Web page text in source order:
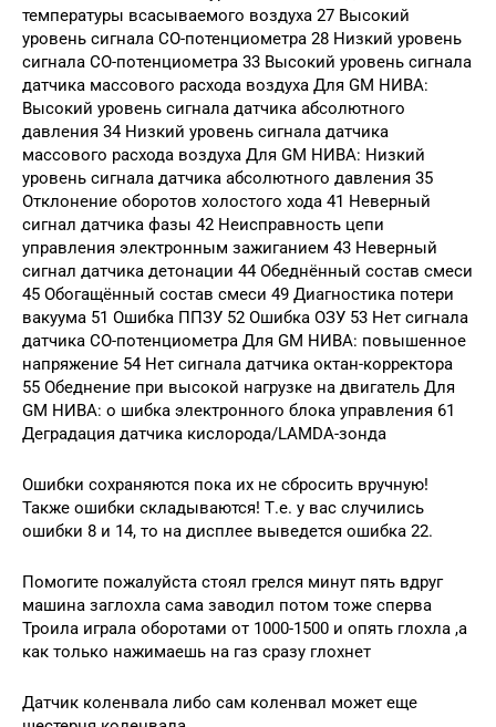
температуры всасываемого воздуха 27 Высокий
уровень сигнала СО-потенциометра 28 Низкий уровень
сигнала СО-потенциометра 33 Высокий уровень сигнала
датчика массового расхода воздуха Для GM НИВА:
Высокий уровень сигнала датчика абсолютного
давления 34 Низкий уровень сигнала датчика
массового расхода воздуха Для GM НИВА: Низкий
уровень сигнала датчика абсолютного давления 35
Отклонение оборотов холостого хода 41 Неверный
сигнал датчика фазы 42 Неисправность цепи
управления электронным зажиганием 43 Неверный
сигнал датчика детонации 44 Обеднённый состав смеси
45 Обогащённый состав смеси 49 Диагностика потери
вакуума 51 Ошибка ППЗУ 52 Ошибка ОЗУ 53 Нет сигнала
датчика СО-потенциометра Для GM НИВА: повышенное
напряжение 54 Нет сигнала датчика октан-корректора
55 Обеднение при высокой нагрузке на двигатель Для
GM НИВА: о шибка электронного блока управления 61
Деградация датчика кислорода/LAMDA-зонда
Ошибки сохраняются пока их не сбросить вручную!
Также ошибки складываются! Т.е. у вас случились
ошибки 8 и 14, то на дисплее выведется ошибка 22.
Помогите пожалуйста стоял грелся минут пять вдруг
машина заглохла сама заводил потом тоже сперва
Троила играла оборотами от 1000-1500 и опять глохла ,а
как только нажимаешь на газ сразу глохнет
Датчик коленвала либо сам коленвал может еще